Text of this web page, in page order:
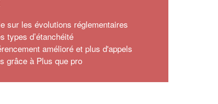
sur les évolutions réglementaires
types d’étanchéité
amélioré et plus d'appels
grâce à Plus que pro